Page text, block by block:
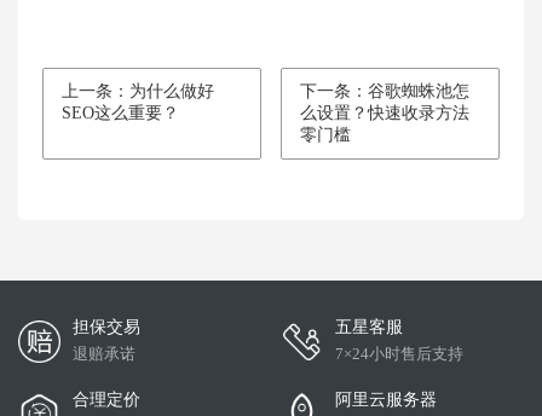
上一条：为什么做好
SEO这么重要？
下一条：谷歌蜘蛛池怎
么设置？快速收录方法
零门槛
担保交易
退赔承诺
五星客服
7×24小时售后支持
合理定价
阿里云服务器